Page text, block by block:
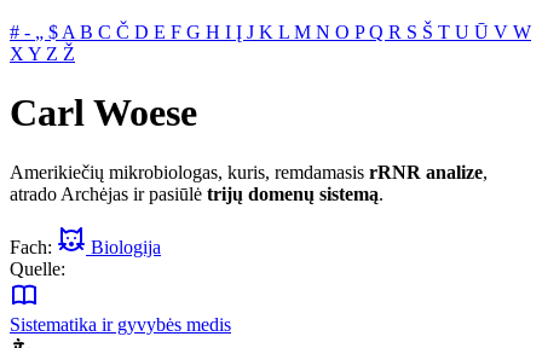
# ‐ „ $ A B C Č D E F G H I Į J K L M N O PQ R S Š T U Ū V W
X Y Z Ž
Carl Woese
Amerikiečių mikrobiologas, kuris, remdamasis rRNR analize,
atrado Archėjas ir pasiūlė trijų domenų sistemą.
Fach:
Biologija
Quelle:
Sistematika ir gyvybės medis